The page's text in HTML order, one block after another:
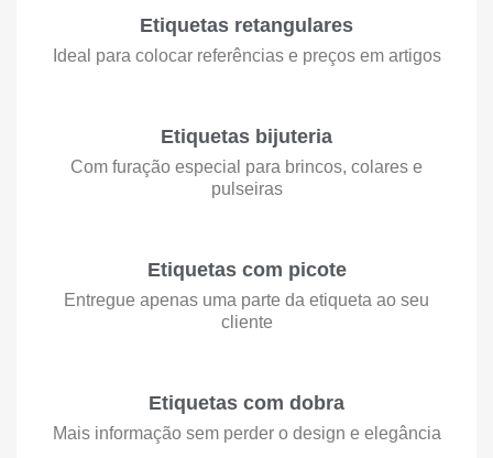
Etiquetas retangulares
Ideal para colocar referências e preços em artigos
Etiquetas bijuteria
Com furação especial para brincos, colares e
pulseiras
Etiquetas com picote
Entregue apenas uma parte da etiqueta ao seu
cliente
Etiquetas com dobra
Mais informação sem perder o design e elegância